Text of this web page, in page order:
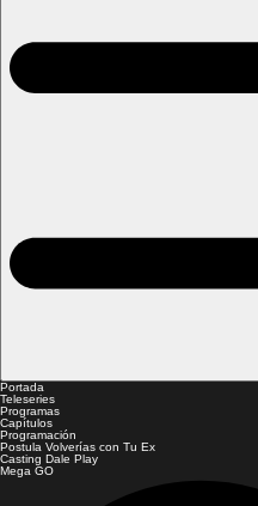
Portada
Teleseries
Programas
Capítulos
Programación
Postula Volverías con Tu Ex
Casting Dale Play
Mega GO